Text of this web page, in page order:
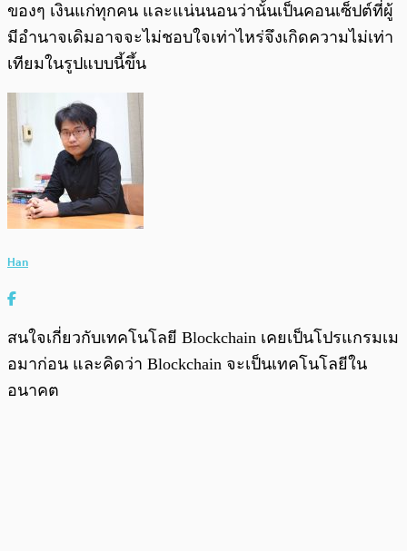
ของๆ เงินแก่ทุกคน และแน่นนอนว่านั้นเป็นคอนเซ็ปต์ที่ผู้
มีอำนาจเดิมอาจจะไม่ชอบใจเท่าไหร่จึงเกิดความไม่เท่า
เทียมในรูปแบบนี้ขึ้น
Han
สนใจเกี่ยวกับเทคโนโลยี Blockchain เคยเป็นโปรแกรมเม
อมาก่อน และคิดว่า Blockchain จะเป็นเทคโนโลยีใน
อนาคต